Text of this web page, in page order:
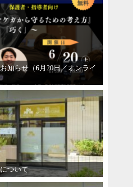
知らせ（6月20日／オンライ
ついて